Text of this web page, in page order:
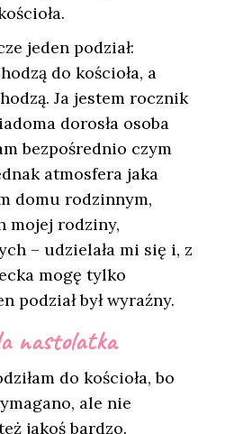
jeden podział:
do kościoła, a
Ja jestem rocznik
dorosła osoba
bezpośrednio czym
atmosfera jaka
domu rodzinnym,
mojej rodziny,
– udzielała mi się i, z
mogę tylko
podział był wyraźny.
nastolatka
do kościoła, bo
ale nie
jakoś bardzo.